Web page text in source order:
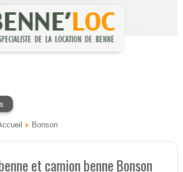
Bonson
et camion benne Bonson